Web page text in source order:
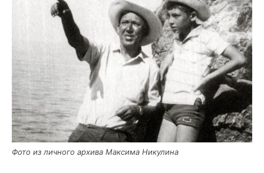
Фото из лич­но­го архи­ва Мак­си­ма Никулина